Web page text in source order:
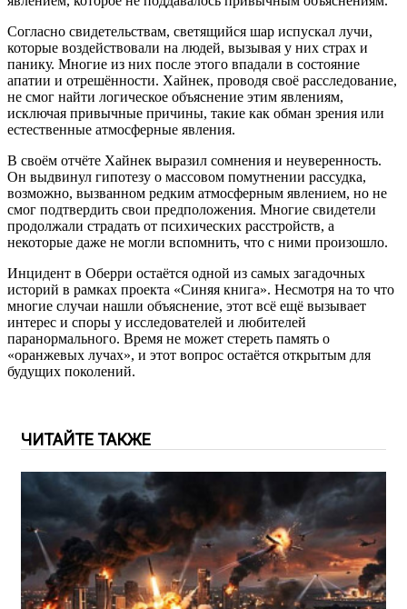
Согласно свидетельствам, светящийся шар испускал лучи,
которые воздействовали на людей, вызывая у них страх и
панику. Многие из них после этого впадали в состояние
апатии и отрешённости. Хайнек, проводя своё расследование,
не смог найти логическое объяснение этим явлениям,
исключая привычные причины, такие как обман зрения или
естественные атмосферные явления.
В своём отчёте Хайнек выразил сомнения и неуверенность.
Он выдвинул гипотезу о массовом помутнении рассудка,
возможно, вызванном редким атмосферным явлением, но не
смог подтвердить свои предположения. Многие свидетели
продолжали страдать от психических расстройств, а
некоторые даже не могли вспомнить, что с ними произошло.
Инцидент в Оберри остаётся одной из самых загадочных
историй в рамках проекта «Синяя книга». Несмотря на то что
многие случаи нашли объяснение, этот всё ещё вызывает
интерес и споры у исследователей и любителей
паранормального. Время не может стереть память о
«оранжевых лучах», и этот вопрос остаётся открытым для
будущих поколений.
ЧИТАЙТЕ ТАКЖЕ